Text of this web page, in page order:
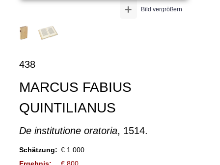
Bild vergrößern
+
438
MARCUS FABIUS
QUINTILIANUS
De institutione oratoria, 1514.
Schätzung: € 1.000
Ergebnis:
€ 800